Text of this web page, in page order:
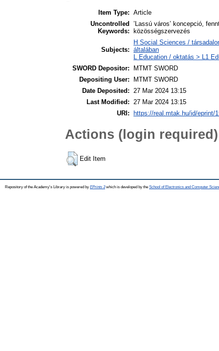
Item Type: Article
Uncontrolled
Keywords:
’Lassú város’ koncepció,
közösségszervezés
Subjects:
H Social Sciences /
általában
L Education / oktatás > L1
SWORD Depositor:
MTMT SWORD
Depositing User:
MTMT SWORD
Date Deposited:
27 Mar 2024 13:15
Last Modified:
27 Mar 2024 13:15
URI:
https://real.mtak.hu/id/eprint/
Actions (login required)
Edit Item
Repository of the Academy's Library is powered by EPrints 3which is developed by the School of Electronics and Computer